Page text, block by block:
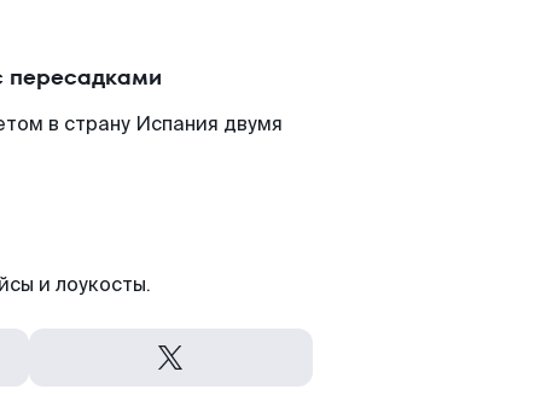
пересадками
в страну Испания двумя
и лоукосты.